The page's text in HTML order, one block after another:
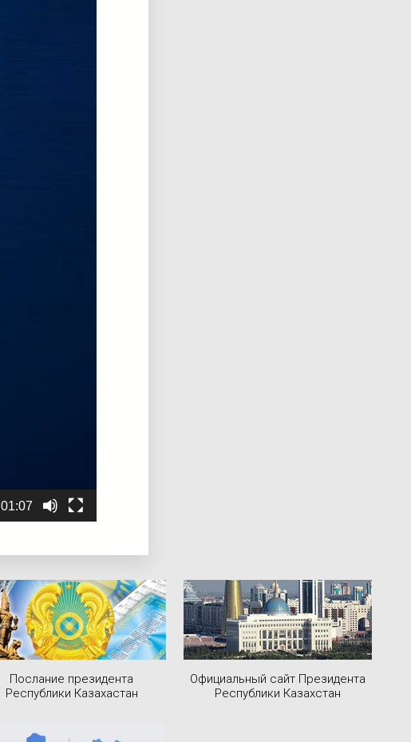
01:07
Послание президента
Республики Казахастан
Официальный сайт Президента
Республики Казахстан